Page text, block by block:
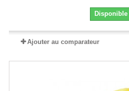
Disponible
Ajouter au comparateur